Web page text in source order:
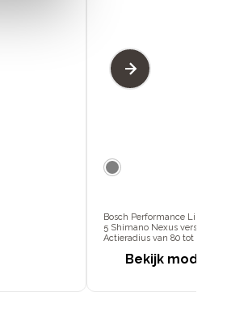
Bosch Performance Line
5 Shimano Nexus versnellingen
Actieradius van 80 tot 150 km
Bekijk model